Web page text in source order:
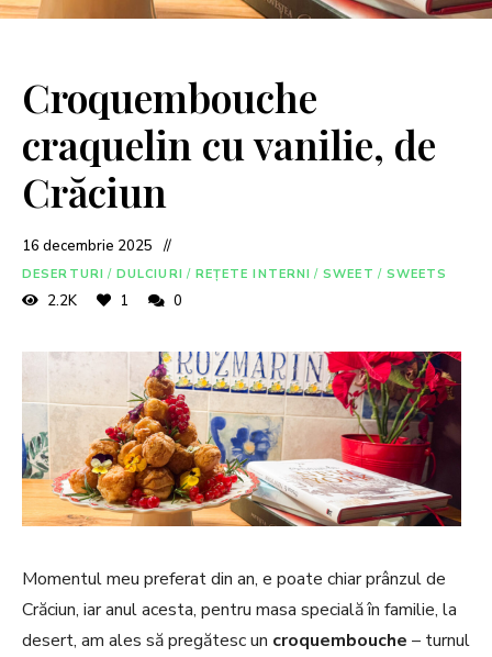
Croquembouche
craquelin cu vanilie, de
Crăciun
16 decembrie 2025
DESERTURI / DULCIURI / REȚETE INTERNI / SWEET / SWEETS
2.2K 1 0
Momentul meu preferat din an, e poate chiar prânzul de
Crăciun, iar anul acesta, pentru masa specială în familie, la
desert, am ales să pregătesc un croquembouche – turnul